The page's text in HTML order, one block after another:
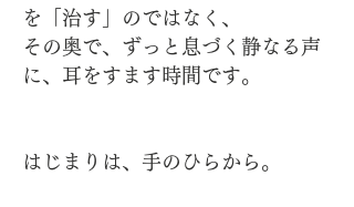
を「治す」のではなく、
その奥で、ずっと息づく静なる声
に、耳をすます時間です。
はじまりは、手のひらから。